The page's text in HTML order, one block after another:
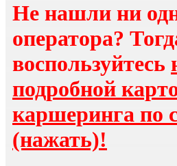
Не нашли ни
оператора?
воспользуйтесь
подробной
каршеринга по
(нажать)!